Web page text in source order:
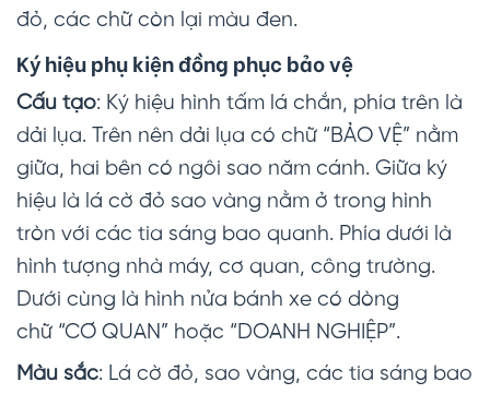
đỏ, các chữ còn lại màu đen.
Ký hiệu phụ kiện đồng phục bảo vệ
Cấu tạo: Ký hiệu hình tấm lá chắn, phía trên là
dải lụa. Trên nên dải lụa có chữ “BẢO VỆ” nằm
giữa, hai bên có ngôi sao năm cánh. Giữa ký
hiệu là lá cờ đỏ sao vàng nằm ở trong hình
tròn với các tia sáng bao quanh. Phía dưới là
hình tượng nhà máy, cơ quan, công trường.
Dưới cùng là hình nửa bánh xe có dòng
chữ “CƠ QUAN” hoặc “DOANH NGHIỆP”.
Màu sắc: Lá cờ đỏ, sao vàng, các tia sáng bao